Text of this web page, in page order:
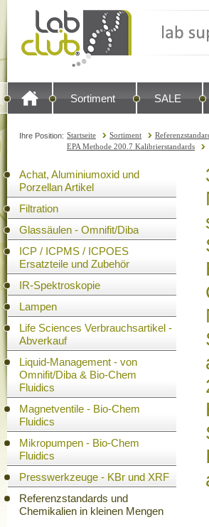
Sortiment SALE
Ihre Position: Startseite Sortiment
EPA Methode 200.7 Kalibrierstandards
Achat, Aluminiumoxid und
Porzellan Artikel
Filtration
Glassäulen - Omnifit/Diba
ICP / ICPMS / ICPOES
Ersatzteile und Zubehör
IR-Spektroskopie
Lampen
Life Sciences Verbrauchsartikel -
Abverkauf
Liquid-Management - von
Omnifit/Diba & Bio-Chem
Fluidics
Magnetventile - Bio-Chem
Fluidics
Mikropumpen - Bio-Chem
Fluidics
Presswerkzeuge - KBr und XRF
Referenzstandards und
Chemikalien in kleinen Mengen